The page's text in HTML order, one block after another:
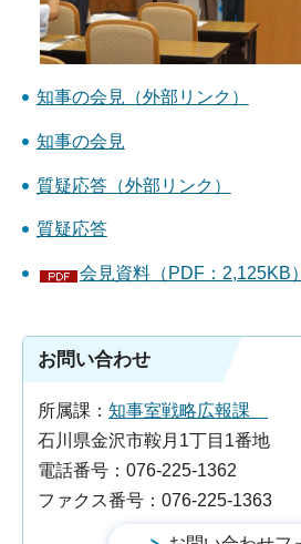
知事の会見（外部リンク）
知事の会見
質疑応答（外部リンク）
質疑応答
会見資料（PDF：2,125KB）
お問い合わせ
所属課： 知事室戦略広報課
石川県金沢市鞍月1丁目1番地
電話番号：076-225-1362
ファクス番号：076-225-1363